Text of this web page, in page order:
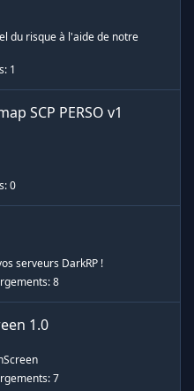
du risque à l'aide de notre
1
SCP PERSO v1
0
serveurs DarkRP !
8
1.0
7